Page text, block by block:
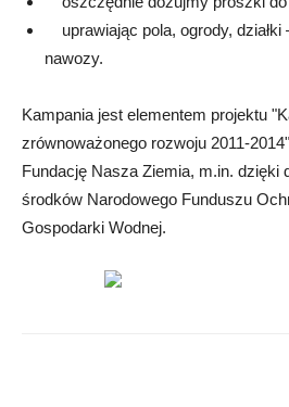
uprawiając pola, ogrody, działki
nawozy.
Kampania jest elementem projektu
zrównoważonego rozwoju 2011-
Fundację Nasza Ziemia, m.in. dzięki
środków Narodowego Funduszu
Gospodarki Wodnej.